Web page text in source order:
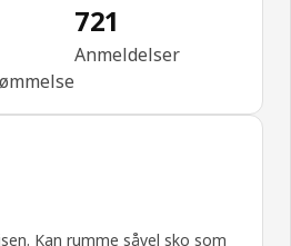
4.6 Ud af 5 Stjerner. Anmeldelser i
721
Anmeldelser
5 Ud af 5 Stjerner.
Kan rumme såvel sko som